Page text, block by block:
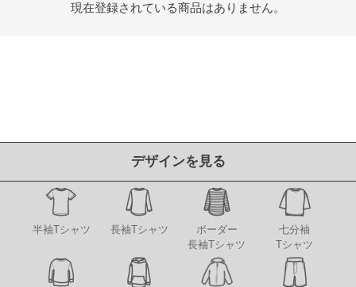
現在登録されている商品はありません。
デザインを見る
半袖Tシャツ 長袖Tシャツ
ボーダー
長袖Tシャツ
七分袖
Tシャツ